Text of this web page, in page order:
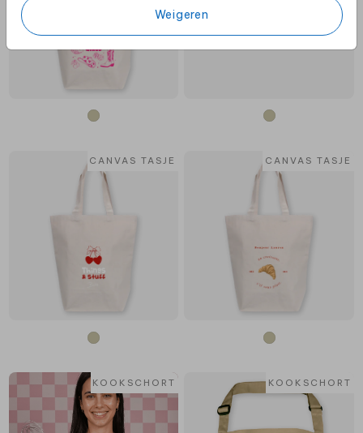
Weigeren
CANVAS TASJE CANVAS TASJE
KOOKSCHORT KOOKSCHORT